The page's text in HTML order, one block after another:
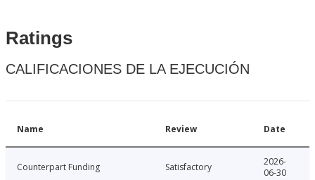
Ratings
CALIFICACIONES DE LA EJECUCIÓN
Name Review Date
Counterpart Funding Satisfactory
2026-
06-30